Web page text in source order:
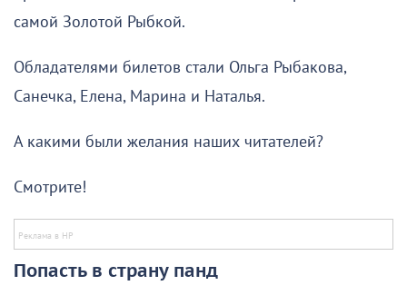
самой Золотой Рыбкой.
Обладателями билетов стали Ольга Рыбакова,
Санечка, Елена, Марина и Наталья.
А какими были желания наших читателей?
Смотрите!
Попасть в страну панд